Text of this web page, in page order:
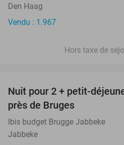
Den Haag
Vendu : 1.967
Hors taxe de
Nuit pour 2 + petit-
près de Bruges
Ibis budget Brugge Jabbeke
Jabbeke